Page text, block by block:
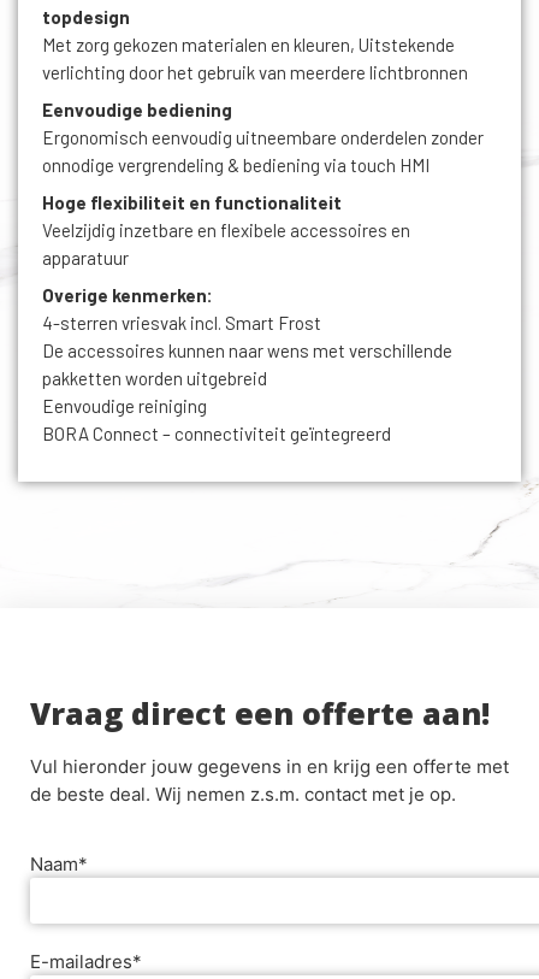
topdesign
Met zorg gekozen materialen en kleuren, Uitstekende
verlichting door het gebruik van meerdere lichtbronnen
Eenvoudige bediening
Ergonomisch eenvoudig uitneembare onderdelen zonder
onnodige vergrendeling & bediening via touch HMI
Hoge flexibiliteit en functionaliteit
Veelzijdig inzetbare en flexibele accessoires en
apparatuur
Overige kenmerken:
4-sterren vriesvak incl. Smart Frost
De accessoires kunnen naar wens met verschillende
pakketten worden uitgebreid
Eenvoudige reiniging
BORA Connect – connectiviteit geïntegreerd
Vraag direct een offerte aan!
Vul hieronder jouw gegevens in en krijg een offerte met
de beste deal. Wij nemen z.s.m. contact met je op.
Naam*
E-mailadres*